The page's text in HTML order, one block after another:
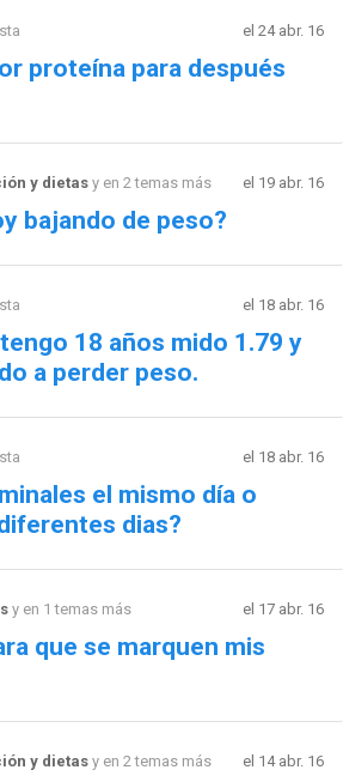
el 24 abr. 16
proteína para después
y dietasy en 2 temas más el 19 abr. 16
bajando de peso?
el 18 abr. 16
18 años mido 1.79 y
a perder peso.
el 18 abr. 16
el mismo día o
dias?
y en 1 temas más el 17 abr. 16
que se marquen mis
y dietasy en 2 temas más el 14 abr. 16